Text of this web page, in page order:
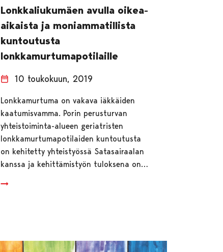
Lonkkaliukumäen avulla oikea-
aikaista ja moniammatillista
kuntoutusta
lonkkamurtumapotilaille
10 toukokuun, 2019
Lonkkamurtuma on vakava iäkkäiden
kaatumisvamma. Porin perusturvan
yhteistoiminta-alueen geriatristen
lonkkamurtumapotilaiden kuntoutusta
on kehitetty yhteistyössä Satasairaalan
kanssa ja kehittämistyön tuloksena on…